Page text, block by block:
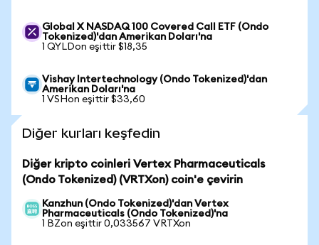
Global X NASDAQ 100 Covered Call ETF (Ondo
Tokenized)'dan Amerikan Doları'na
1 QYLDon eşittir $18,35
Vishay Intertechnology (Ondo Tokenized)'dan
Amerikan Doları'na
1 VSHon eşittir $33,60
Diğer kurları keşfedin
Diğer kripto coinleri Vertex Pharmaceuticals
(Ondo Tokenized) (VRTXon) coin'e çevirin
Kanzhun (Ondo Tokenized)'dan Vertex
Pharmaceuticals (Ondo Tokenized)'na
1 BZon eşittir 0,033567 VRTXon